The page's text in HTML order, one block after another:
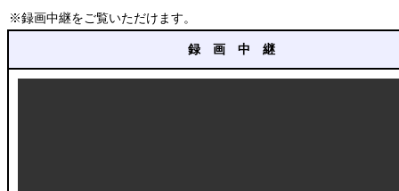
※録画中継をご覧いただけます。
録 画 中 継